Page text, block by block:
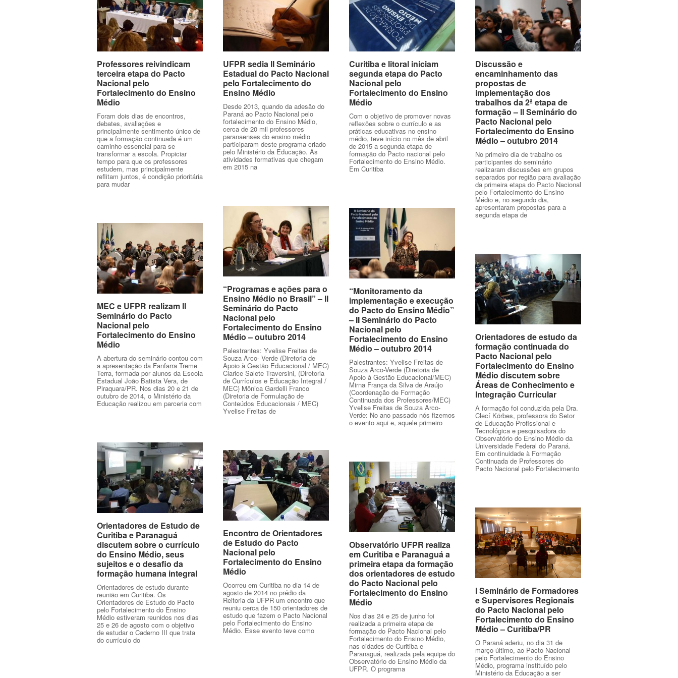
Professores reivindicam
terceira etapa do Pacto
Nacional pelo
Fortalecimento do Ensino
Médio
Foram dois dias de encontros,
debates, avaliações e
principalmente sentimento único de
que a formação continuada é um
caminho essencial para se
transformar a escola. Propiciar
tempo para que os professores
estudem, mas principalmente
reflitam juntos, é condição prioritária
para mudar
Professores reivindicam
terceira etapa do Pacto
Nacional pelo
Fortalecimento do Ensino
Médio
UFPR sedia II Seminário
Estadual do Pacto Nacional
pelo Fortalecimento do
Ensino Médio
Desde 2013, quando da adesão do
Paraná ao Pacto Nacional pelo
fortalecimento do Ensino Médio,
cerca de 20 mil professores
paranaenses do ensino médio
participaram deste programa criado
pelo Ministério da Educação. As
atividades formativas que chegam
em 2015 na
UFPR sedia II Seminário
Estadual do Pacto Nacional
pelo Fortalecimento do
Ensino Médio
Curitiba e litoral iniciam
segunda etapa do Pacto
Nacional pelo
Fortalecimento do Ensino
Médio
Com o objetivo de promover novas
reflexões sobre o currículo e as
práticas educativas no ensino
médio, teve início no mês de abril
de 2015 a segunda etapa de
formação do Pacto nacional pelo
Fortalecimento do Ensino Médio.
Em Curitiba
Curitiba e litoral iniciam
segunda etapa do Pacto
Nacional pelo
Fortalecimento do Ensino
Médio
Discussão e
encaminhamento das
propostas de
implementação dos
trabalhos da 2ª etapa de
formação – II Seminário do
Pacto Nacional pelo
Fortalecimento do Ensino
Médio – outubro 2014
No primeiro dia de trabalho os
participantes do seminário
realizaram discussões em grupos
separados por região para avaliação
da primeira etapa do Pacto Nacional
pelo Fortalecimento do Ensino
Médio e, no segundo dia,
apresentaram propostas para a
segunda etapa de
Discussão e
encaminhamento das
propostas de
implementação dos
trabalhos da 2ª etapa de
formação – II Seminário do
Pacto Nacional pelo
Fortalecimento do Ensino
Médio – outubro 2014
“Programas e ações para o
Ensino Médio no Brasil” – II
Seminário do Pacto
Nacional pelo
Fortalecimento do Ensino
Médio – outubro 2014
Palestrantes: Yvelise Freitas de
Souza Arco- Verde (Diretoria de
Apoio à Gestão Educacional / MEC)
Clarice Salete Traversini, (Diretoria
de Currículos e Educação Integral /
MEC) Mônica Gardelli Franco
(Diretoria de Formulação de
Conteúdos Educacionais / MEC)
Yvelise Freitas de
“Programas e ações para o
Ensino Médio no Brasil” – II
Seminário do Pacto
Nacional pelo
Fortalecimento do Ensino
Médio – outubro 2014
“Monitoramento da
implementação e execução
do Pacto do Ensino Médio”
– II Seminário do Pacto
Nacional pelo
Fortalecimento do Ensino
Médio – outubro 2014
Palestrantes: Yvelise Freitas de
Souza Arco-Verde (Diretoria de
Apoio à Gestão Educacional/MEC)
Mirna França da Silva de Araújo
(Coordenação de Formação
Continuada dos Professores/MEC)
Yvelise Freitas de Souza Arco-
Verde: No ano passado nós fizemos
o evento aqui e, aquele primeiro
“Monitoramento da
implementação e execução
do Pacto do Ensino Médio”
– II Seminário do Pacto
Nacional pelo
Fortalecimento do Ensino
Médio – outubro 2014
MEC e UFPR realizam II
Seminário do Pacto
Nacional pelo
Fortalecimento do Ensino
Médio
A abertura do seminário contou com
a apresentação da Fanfarra Treme
Terra, formada por alunos da Escola
Estadual João Batista Vera, de
Piraquara/PR. Nos dias 20 e 21 de
outubro de 2014, o Ministério da
Educação realizou em parceria com
MEC e UFPR realizam II
Seminário do Pacto
Nacional pelo
Fortalecimento do Ensino
Médio
Orientadores de estudo da
formação continuada do
Pacto Nacional pelo
Fortalecimento do Ensino
Médio discutem sobre
Áreas de Conhecimento e
Integração Curricular
A formação foi conduzida pela Dra.
Clecí Körbes, professora do Setor
de Educação Profissional e
Tecnológica e pesquisadora do
Observatório do Ensino Médio da
Universidade Federal do Paraná.
Em continuidade à Formação
Continuada de Professores do
Pacto Nacional pelo Fortalecimento
Orientadores de estudo da
formação continuada do
Pacto Nacional pelo
Fortalecimento do Ensino
Médio discutem sobre
Áreas de Conhecimento e
Integração Curricular
Orientadores de Estudo de
Curitiba e Paranaguá
discutem sobre o currículo
do Ensino Médio, seus
sujeitos e o desafio da
formação humana integral
Orientadores de estudo durante
reunião em Curitiba. Os
Orientadores de Estudo do Pacto
pelo Fortalecimento do Ensino
Médio estiveram reunidos nos dias
25 e 26 de agosto com o objetivo
de estudar o Caderno III que trata
do currículo do
Orientadores de Estudo de
Curitiba e Paranaguá
discutem sobre o currículo
do Ensino Médio, seus
sujeitos e o desafio da
formação humana integral
Encontro de Orientadores
de Estudo do Pacto
Nacional pelo
Fortalecimento do Ensino
Médio
Ocorreu em Curitiba no dia 14 de
agosto de 2014 no prédio da
Reitoria da UFPR um encontro que
reuniu cerca de 150 orientadores de
estudo que fazem o Pacto Nacional
pelo Fortalecimento do Ensino
Médio. Esse evento teve como
Encontro de Orientadores
de Estudo do Pacto
Nacional pelo
Fortalecimento do Ensino
Médio
Observatório UFPR realiza
em Curitiba e Paranaguá a
primeira etapa da formação
dos orientadores de estudo
do Pacto Nacional pelo
Fortalecimento do Ensino
Médio
Nos dias 24 e 25 de junho foi
realizada a primeira etapa de
formação do Pacto Nacional pelo
Fortalecimento do Ensino Médio,
nas cidades de Curitiba e
Paranaguá, realizada pela equipe do
Observatório do Ensino Médio da
UFPR. O programa
Observatório UFPR realiza
em Curitiba e Paranaguá a
primeira etapa da formação
dos orientadores de estudo
do Pacto Nacional pelo
Fortalecimento do Ensino
Médio
I Seminário de Formadores
e Supervisores Regionais
do Pacto Nacional pelo
Fortalecimento do Ensino
Médio – Curitiba/PR
O Paraná aderiu, no dia 31 de
março último, ao Pacto Nacional
pelo Fortalecimento do Ensino
Médio, programa instituído pelo
Ministério da Educação a ser
I Seminário de Formadores
e Supervisores Regionais
do Pacto Nacional pelo
Fortalecimento do Ensino
Médio – Curitiba/PR